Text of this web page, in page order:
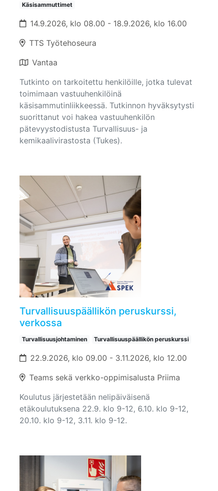
Käsisammuttimet
14.9.2026, klo 08.00 - 18.9.2026, klo 16.00
TTS Työtehoseura
Vantaa
Tutkinto on tarkoitettu henkilöille, jotka tulevat
toimimaan vastuuhenkilöinä
käsisammutinliikkeessä. Tutkinnon hyväksytysti
suorittanut voi hakea vastuuhenkilön
pätevyystodistusta Turvallisuus- ja
kemikaalivirastosta (Tukes).
Turvallisuuspäällikön peruskurssi,
verkossa
Turvallisuusjohtaminen Turvallisuuspäällikön peruskurssi
22.9.2026, klo 09.00 - 3.11.2026, klo 12.00
Teams sekä verkko-oppimisalusta Priima
Koulutus järjestetään nelipäiväisenä
etäkoulutuksena 22.9. klo 9-12, 6.10. klo 9-12,
20.10. klo 9-12, 3.11. klo 9-12.